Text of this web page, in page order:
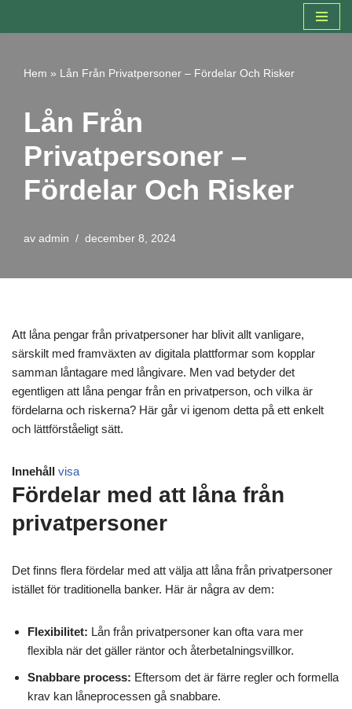
innehåll
Hem » Lån Från Privatpersoner – Fördelar Och Risker
Lån Från
Privatpersoner –
Fördelar Och Risker
av admin december 8, 2024
Att låna pengar från privatpersoner har blivit allt vanligare,
särskilt med framväxten av digitala plattformar som kopplar
samman låntagare med långivare. Men vad betyder det
egentligen att låna pengar från en privatperson, och vilka är
fördelarna och riskerna? Här går vi igenom detta på ett enkelt
och lättförståeligt sätt.
Innehåll visa
Fördelar med att låna från
privatpersoner
Det finns flera fördelar med att välja att låna från privatpersoner
istället för traditionella banker. Här är några av dem:
Flexibilitet: Lån från privatpersoner kan ofta vara mer
flexibla när det gäller räntor och återbetalningsvillkor.
Snabbare process: Eftersom det är färre regler och formella
krav kan låneprocessen gå snabbare.